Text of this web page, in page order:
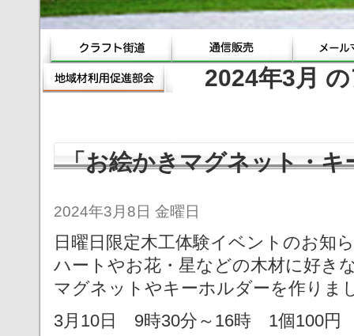
2024年3月
「お絵かきマグネット・キ
2024年3月8日 金曜日
日曜日限定木工体験イベントのお知
ハートやお花・星などの木材に好き
マグネットやキーホルダーを作りま
3月10日 9時30分～16時 1個100円